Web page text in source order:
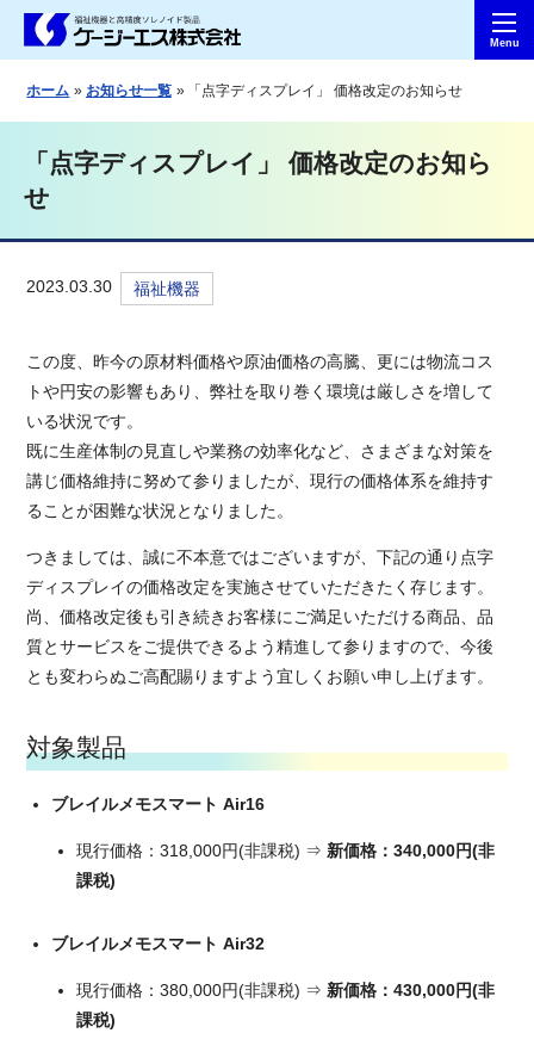
ホーム お知らせ一覧 「点字ディスプレイ」 価格改定のお知らせ
「点字ディスプレイ」 価格改定のお知ら
せ
2023.03.30 福祉機器
この度、昨今の原材料価格や原油価格の高騰、更には物流コス
トや円安の影響もあり、弊社を取り巻く環境は厳しさを増して
いる状況です。
既に生産体制の見直しや業務の効率化など、さまざまな対策を
講じ価格維持に努めて参りましたが、現行の価格体系を維持す
ることが困難な状況となりました。
つきましては、誠に不本意ではございますが、下記の通り点字
ディスプレイの価格改定を実施させていただきたく存じます。
尚、価格改定後も引き続きお客様にご満足いただける商品、品
質とサービスをご提供できるよう精進して参りますので、今後
とも変わらぬご高配賜りますよう宜しくお願い申し上げます。
対象製品
ブレイルメモスマート Air16
現行価格：318,000円(非課税) ⇒新価格：340,000円(非
課税)
ブレイルメモスマート Air32
現行価格：380,000円(非課税) ⇒新価格：430,000円(非
課税)